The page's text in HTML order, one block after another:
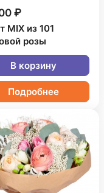
₽
MIX из 101
розы
В корзину
Подробнее